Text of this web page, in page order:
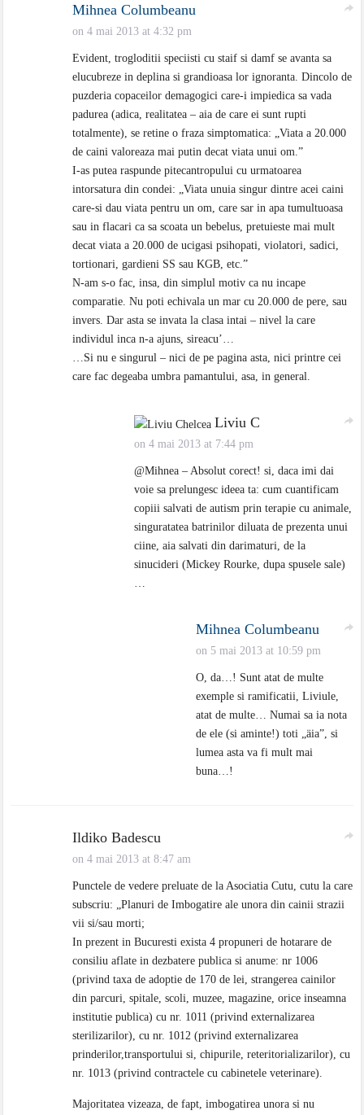
Mihnea Columbeanu
on 4 mai 2013 at 4:32 pm
Evident, trogloditii speciisti cu staif si damf se avanta sa
elucubreze in deplina si grandioasa lor ignoranta. Dincolo de
puzderia copaceilor demagogici care-i impiedica sa vada
padurea (adica, realitatea – aia de care ei sunt rupti
totalmente), se retine o fraza simptomatica: „Viata a 20.000
de caini valoreaza mai putin decat viata unui om.”
I-as putea raspunde pitecantropului cu urmatoarea
intorsatura din condei: „Viata unuia singur dintre acei caini
care-si dau viata pentru un om, care sar in apa tumultuoasa
sau in flacari ca sa scoata un bebelus, pretuieste mai mult
decat viata a 20.000 de ucigasi psihopati, violatori, sadici,
tortionari, gardieni SS sau KGB, etc.”
N-am s-o fac, insa, din simplul motiv ca nu incape
comparatie. Nu poti echivala un mar cu 20.000 de pere, sau
invers. Dar asta se invata la clasa intai – nivel la care
individul inca n-a ajuns, sireacu’…
…Si nu e singurul – nici de pe pagina asta, nici printre cei
care fac degeaba umbra pamantului, asa, in general.
Liviu C
on 4 mai 2013 at 7:44 pm
@Mihnea – Absolut corect! si, daca imi dai
voie sa prelungesc ideea ta: cum cuantificam
copiii salvati de autism prin terapie cu animale,
singuratatea batrinilor diluata de prezenta unui
ciine, aia salvati din darimaturi, de la
sinucideri (Mickey Rourke, dupa spusele sale)
Mihnea Columbeanu
on 5 mai 2013 at 10:59 pm
O, da…! Sunt atat de multe
exemple si ramificatii, Liviule,
atat de multe… Numai sa ia nota
de ele (si aminte!) toti „äia”, si
lumea asta va fi mult mai
buna…!
Ildiko Badescu
on 4 mai 2013 at 8:47 am
Punctele de vedere preluate de la Asociatia Cutu, cutu la care
subscriu: „Planuri de Imbogatire ale unora din cainii strazii
vii si/sau morti;
In prezent in Bucuresti exista 4 propuneri de hotarare de
consiliu aflate in dezbatere publica si anume: nr 1006
(privind taxa de adoptie de 170 de lei, strangerea cainilor
din parcuri, spitale, scoli, muzee, magazine, orice inseamna
institutie publica) cu nr. 1011 (privind externalizarea
sterilizarilor), cu nr. 1012 (privind externalizarea
prinderilor,transportului si, chipurile, reteritorializarilor), cu
nr. 1013 (privind contractele cu cabinetele veterinare).
Majoritatea vizeaza, de fapt, imbogatirea unora si nu